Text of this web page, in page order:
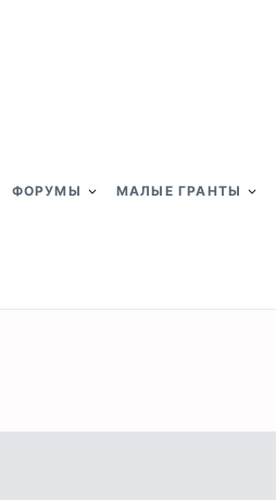
ФОРУМЫ МАЛЫЕ ГРАНТЫ